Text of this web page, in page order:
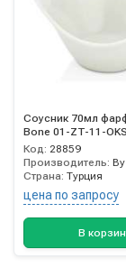
Соусник 70мл фарфор
Bone 01-ZT-11-OKS
Код: 28859
Производитель:
Страна: Турция
цена по запросу
В